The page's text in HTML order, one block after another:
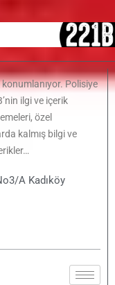
Polisiye
ilgi ve içerik
özel
kalmış bilgi ve
A Kadıköy